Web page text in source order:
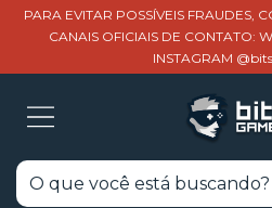
PARA EVITAR POSSÍVEIS FRAUDES,
CANAIS OFICIAIS DE CONTATO:
INSTAGRAM